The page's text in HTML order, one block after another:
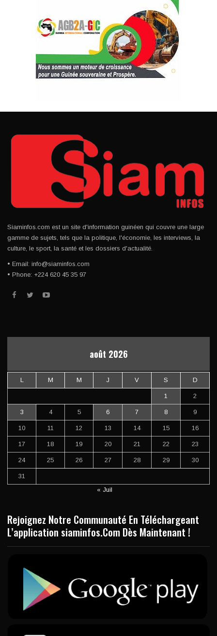
Siaminfos.com est un site d'information guinéen qui couvre une large
gamme de sujets, tels que la politique, l'économie, les interviews, la
culture, le sport, la santé et les dossiers d'actualité.
• Email: info@siaminfos.com
• Phone: +224 620 45 35 97
août 2026
L M M J V S D
1 2
3 4 5 6 7 8 9
10 11 12 13 14 15 16
17 18 19 20 21 22 23
24 25 26 27 28 29 30
31
« Juil
Rejoignez Notre Communauté En Téléchargeant
L’application siaminfos.Com Dès Maintenant !